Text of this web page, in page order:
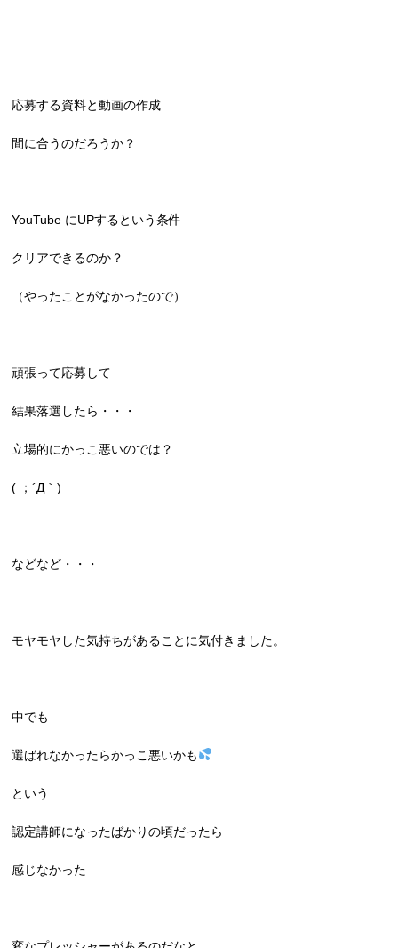
応募する資料と動画の作成
間に合うのだろうか？
YouTube にUPするという条件
クリアできるのか？
（やったことがなかったので）
頑張って応募して
結果落選したら・・・
立場的にかっこ悪いのでは？
( ；´Д｀)
などなど・・・
モヤモヤした気持ちがあることに気付きました。
中でも
選ばれなかったらかっこ悪いかも
という
認定講師になったばかりの頃だったら
感じなかった